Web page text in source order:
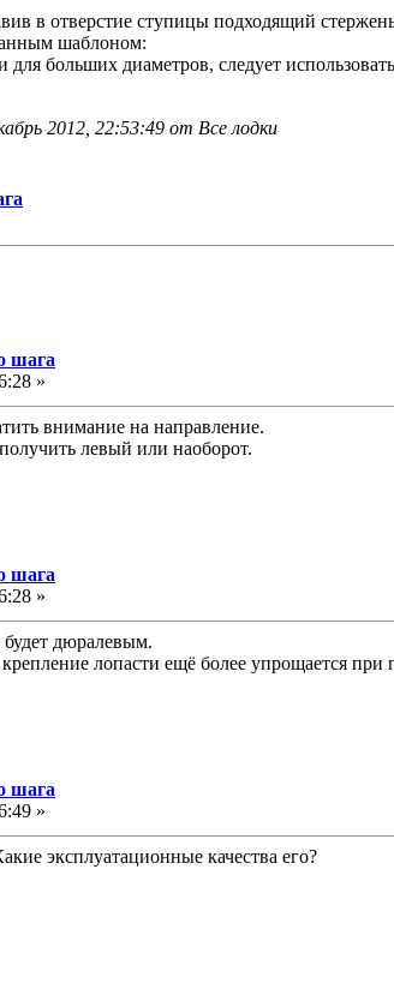
в отверстие ступицы подходящий
шаблоном:
для больших диаметров, следует
2012, 22:53:49 от Все лодки
шага
»
внимание на направление.
левый или наоборот.
шага
»
дюралевым.
лопасти ещё более упрощается
шага
»
эксплуатационные качества его?